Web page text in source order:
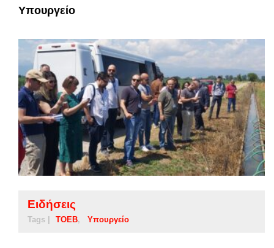
Υπουργείο
Ειδήσεις
Tags | ΤΟΕΒ Υπουργείο